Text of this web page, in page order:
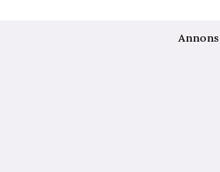
Annons